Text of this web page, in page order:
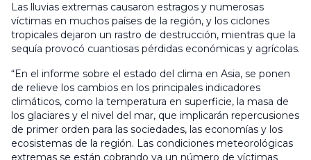
Las lluvias extremas causaron estragos y numerosas
víctimas en muchos países de la región, y los ciclones
tropicales dejaron un rastro de destrucción, mientras que la
sequía provocó cuantiosas pérdidas económicas y agrícolas.
“En el informe sobre el estado del clima en Asia, se ponen
de relieve los cambios en los principales indicadores
climáticos, como la temperatura en superficie, la masa de
los glaciares y el nivel del mar, que implicarán repercusiones
de primer orden para las sociedades, las economías y los
ecosistemas de la región. Las condiciones meteorológicas
extremas se están cobrando ya un número de víctimas